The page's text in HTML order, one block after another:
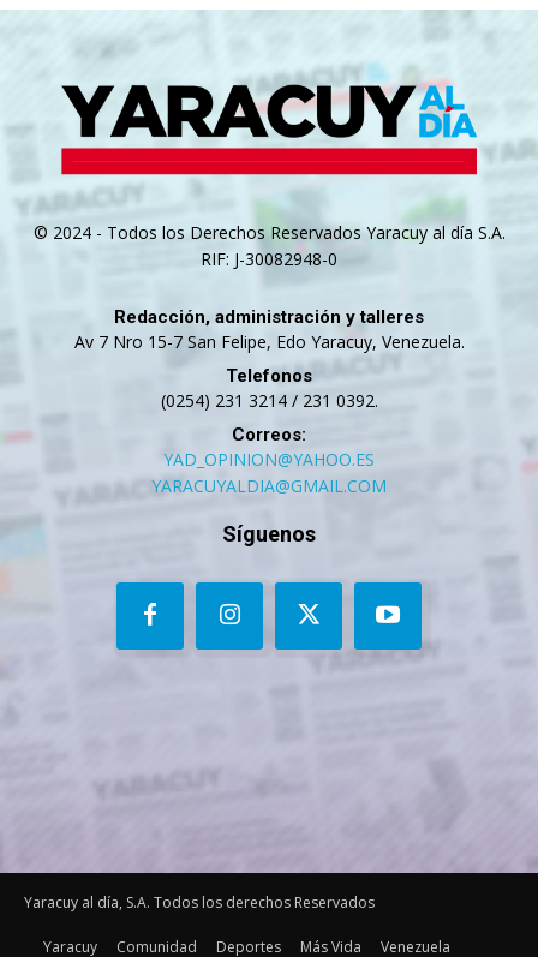
© 2024 - Todos los Derechos Reservados Yaracuy al día S.A.
RIF: J-30082948-0
Redacción, administración y talleres
Av 7 Nro 15-7 San Felipe, Edo Yaracuy, Venezuela.
Telefonos
(0254) 231 3214 / 231 0392.
Correos:
YAD_OPINION@YAHOO.ES
YARACUYALDIA@GMAIL.COM
Síguenos
Yaracuy al día, S.A. Todos los derechos Reservados
Yaracuy Comunidad Deportes Más Vida Venezuela